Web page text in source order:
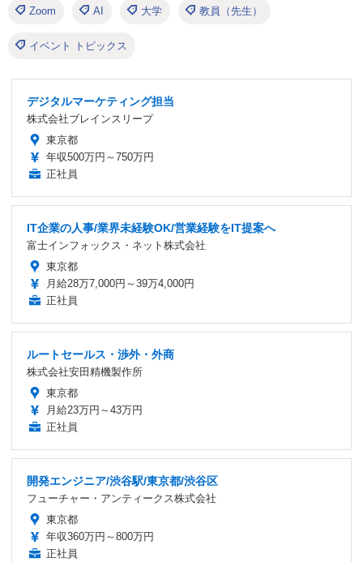
Zoom AI 大学 教員（先生）
イベント トピックス
デジタルマーケティング担当
株式会社ブレインスリープ
東京都
年収500万円～750万円
正社員
IT企業の人事/業界未経験OK/営業経験をIT提案へ
富士インフォックス・ネット株式会社
東京都
月給28万7,000円～39万4,000円
正社員
ルートセールス・渉外・外商
株式会社安田精機製作所
東京都
月給23万円～43万円
正社員
開発エンジニア/渋谷駅/東京都/渋谷区
フューチャー・アンティークス株式会社
東京都
年収360万円～800万円
正社員